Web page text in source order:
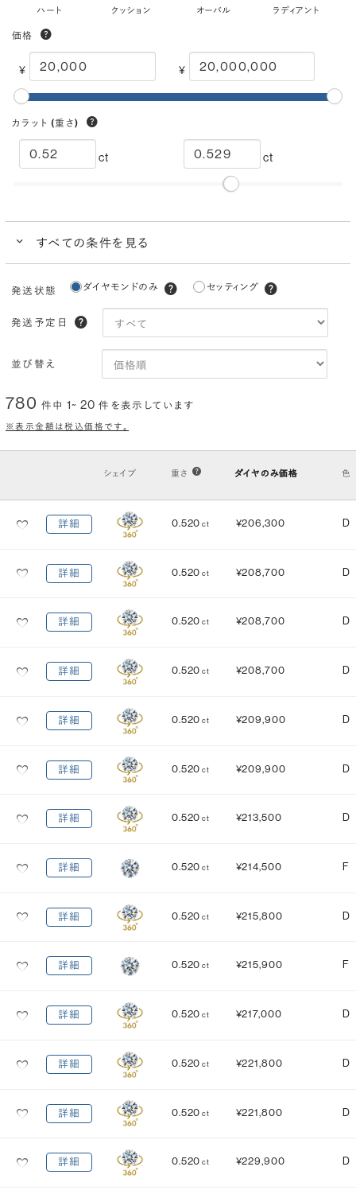
ハート クッション オーバル ラディアント
価格
¥ ¥
カラット (重さ)
ct ct
すべての条件を見る
I
VS2 VS1 VVS2 VVS1 IF FL
カット(輝き)
Excellent 3EX H&C EX 3EX H&C
鑑定機関
研磨状態
EXCELLENT
EXCELLENT
NONE
FAINT
発送状態 ダイヤモンドのみ セッティング
発送予定日
並び替え
780 件中 1~ 20件を表示しています
※表示金額は税込価格です。
シェイプ 重さ ダイヤのみ価格 色
詳細 0.520 ct ¥206,300 D
詳細 0.520 ct ¥208,700 D
詳細 0.520 ct ¥208,700 D
詳細 0.520 ct ¥208,700 D
詳細 0.520 ct ¥209,900 D
詳細 0.520 ct ¥209,900 D
詳細 0.520 ct ¥213,500 D
詳細 0.520 ct ¥214,500 F
詳細 0.520 ct ¥215,800 D
詳細 0.520 ct ¥215,900 F
詳細 0.520 ct ¥217,000 D
詳細 0.520 ct ¥221,800 D
詳細 0.520 ct ¥221,800 D
詳細 0.520 ct ¥229,900 D